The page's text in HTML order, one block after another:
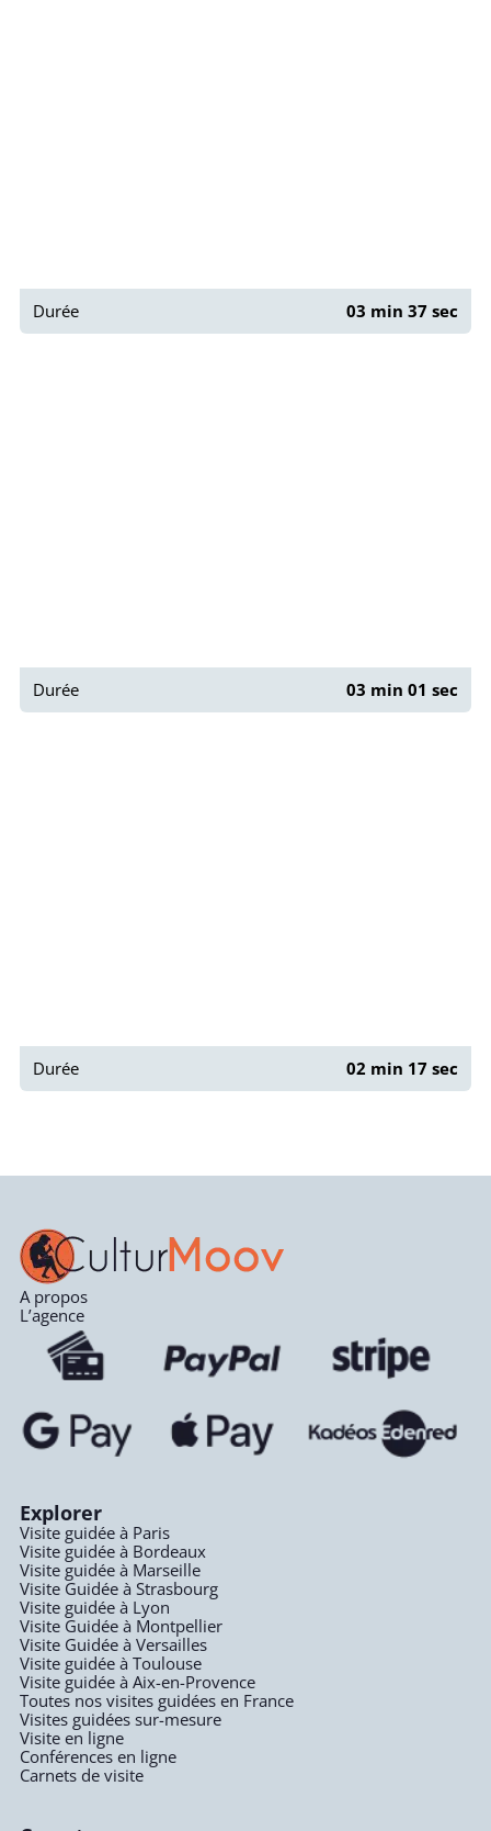
Durée 03 min 37 sec
Durée 03 min 01 sec
Durée 02 min 17 sec
A propos
L’agence
Explorer
Visite guidée à Paris
Visite guidée à Bordeaux
Visite guidée à Marseille
Visite Guidée à Strasbourg
Visite guidée à Lyon
Visite Guidée à Montpellier
Visite Guidée à Versailles
Visite guidée à Toulouse
Visite guidée à Aix-en-Provence
Toutes nos visites guidées en France
Visites guidées sur-mesure
Visite en ligne
Conférences en ligne
Carnets de visite